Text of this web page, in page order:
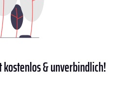
kostenlos & unverbindlich!